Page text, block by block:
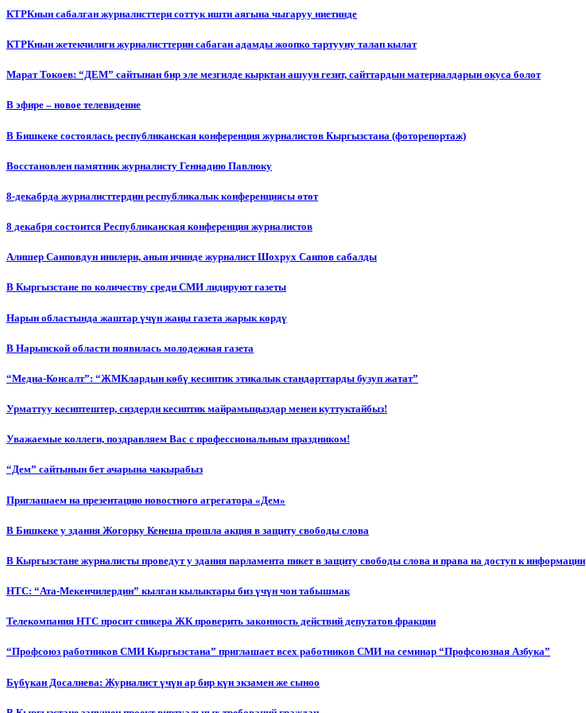
КТРКнын сабалган журналисттери соттук ишти аягына чыгаруу ниетинде
КТРКнын жетекчилиги журналисттерин сабаган адамды жоопко тартууну талап кылат
Марат Токоев: “ДЕМ” сайтынан бир эле мезгилде кырктан ашуун гезит, сайттардын материалдарын окуса болот
В эфире – новое телевидение
В Бишкеке состоялась республиканская конференция журналистов Кыргызстана (фоторепортаж)
Восстановлен памятник журналисту Геннадию Павлюку
8-декабрда журналисттердин республикалык конференциясы өтөт
8 декабря состоится Республиканская конференция журналистов
Алишер Саиповдун инилери, анын ичинде журналист Шохрух Саипов сабалды
В Кыргызстане по количеству среди СМИ лидируют газеты
Нарын областында жаштар үчүн жаңы газета жарык көрдү
В Нарынской области появилась молодежная газета
“Медиа-Консалт”: “ЖМКлардын көбү кесиптик этикалык стандарттарды бузуп жатат”
Урматтуу кесиптештер, сиздерди кесиптик майрамыңыздар менен куттуктайбыз!
Уважаемые коллеги, поздравляем Вас с профессиональным праздником!
“Дем” сайтынын бет ачарына чакырабыз
Приглашаем на презентацию новостного агрегатора «Дем»
В Бишкеке у здания Жогорку Кенеша прошла акция в защиту свободы слова
В Кыргызстане журналисты проведут у здания парламента пикет в защиту свободы слова и права на доступ к информации
НТС: “Ата-Мекенчилердин” кылган кылыктары биз үчүн чон табышмак
Телекомпания НТС просит спикера ЖК проверить законность действий депутатов фракции
“Профсоюз работников СМИ Кыргызстана” приглашает всех работников СМИ на семинар “Профсоюзная Азбука”
Бүбүкан Досалиева: Журналист үчүн ар бир күн экзамен же сыноо